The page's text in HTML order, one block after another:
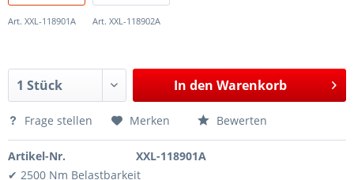
Art. XXL-118901A Art. XXL-118902A
In den Warenkorb
Frage stellen Merken Bewerten
Artikel-Nr.
XXL-118901A
✔ 2500 Nm Belastbarkeit